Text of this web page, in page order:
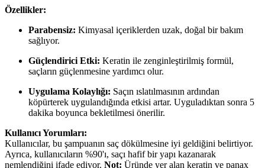
Özellikler:
Parabensiz: Kimyasal içeriklerden uzak, doğal bir bakım
sağlıyor.
Güçlendirici Etki: Keratin ile zenginleştirilmiş formül,
saçların güçlenmesine yardımcı olur.
Uygulama Kolaylığı: Saçın ıslatılmasının ardından
köpürterek uygulandığında etkisi artar. Uyguladıktan sonra 5
dakika boyunca bekletilmesi önerilir.
Kullanıcı Yorumları:
Kullanıcılar, bu şampuanın saç dökülmesine iyi geldiğini belirtiyor.
Ayrıca, kullanıcıların %90'ı, saçı hafif bir yapı kazanarak
nemlendiğini ifade ediyor. Not: Üründe yer alan keratin ve panax